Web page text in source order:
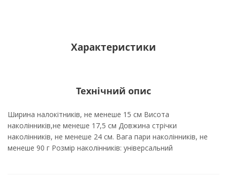
Характеристики
Технічний опис
Ширина налокітників, не менеше 15 см Висота
наколінників,не менеше 17,5 см Довжина стрічки
наколінників, не менеше 24 см. Вага пари наколінників, не
менеше 90 г Розмір наколінників: універсальний